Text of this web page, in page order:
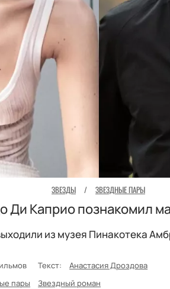
ЗВЕЗДЫ / ЗВЕЗДНЫЕ ПАРЫ
Ди Каприо познакомил
из музея Пинакотека
Текст: Анастасия Дроздова
пары Звездный роман